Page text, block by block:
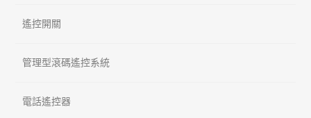
遙控開關
管理型滾碼遙控系統
電話遙控器